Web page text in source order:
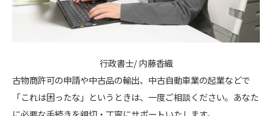
行政書士/ 内藤香織
古物商許可の申請や中古品の輸出、中古自動車業の起業などで
「これは困ったな」というときは、一度ご相談ください。あなた